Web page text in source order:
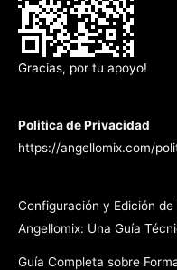
Gracias, por tu apoyo!
Politica de Privacidad
https://angellomix.com/
Configuración y Edición
Angellomix: Una Guía
Guía Completa sobre